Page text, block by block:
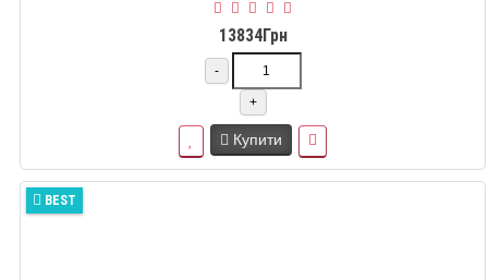
13834Грн
-
+
Купити
BEST